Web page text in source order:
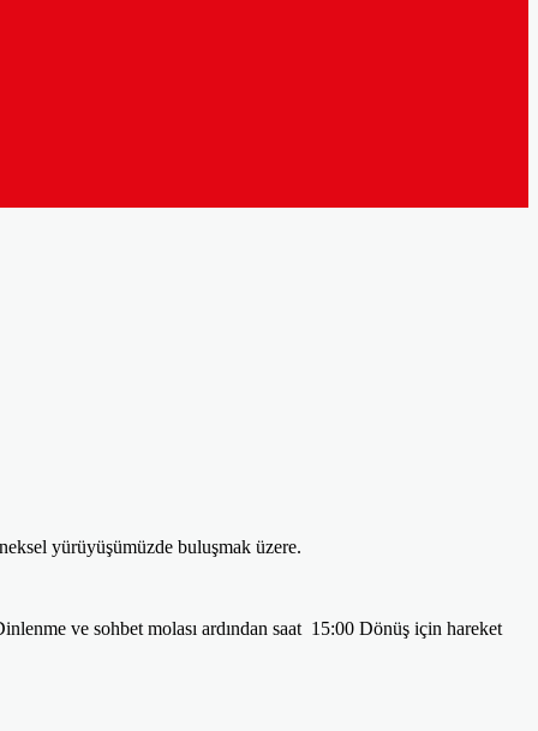
yürüyüşümüzde buluşmak üzere.
ve sohbet molası ardından saat 15:00 Dönüş için hareket